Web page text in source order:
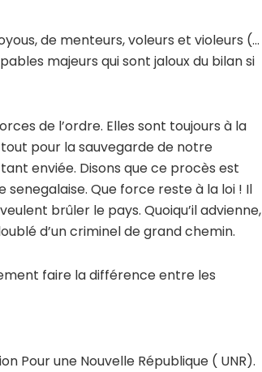
de menteurs, voleurs et violeurs (…
majeurs qui sont jaloux du bilan si
de l’ordre. Elles sont toujours à la
pour la sauvegarde de notre
enviée. Disons que ce procès est
Que force reste à la loi ! Il
brûler le pays. Quoiqu’il advienne,
d’un criminel de grand chemin.
faire la différence entre les
Pour une Nouvelle République ( UNR).